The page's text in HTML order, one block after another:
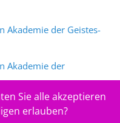
Akademie der Geistes-
Akademie der
Portalswww.sciences-
Sie alle akzeptieren
erlauben?